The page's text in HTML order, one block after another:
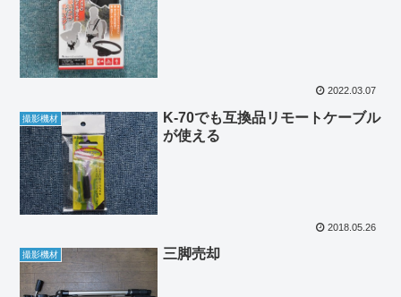
2022.03.07
撮影機材
K-70でも互換品リモートケーブル
が使える
2018.05.26
撮影機材 三脚売却